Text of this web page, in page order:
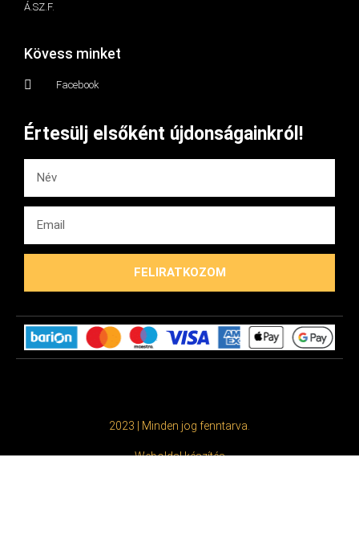
Á.SZ.F.
Kövess minket
Facebook
Értesülj elsőként újdonságainkról!
FELIRATKOZOM
2023 | Minden jog fenntarva.
Weboldal készítés